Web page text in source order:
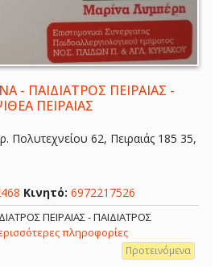
- ΠΑΙΔΙΑΤΡΟΣ ΠΕΙΡΑΙΑΣ -
ΠΕΙΡΑΙΑΣ
Πολυτεχνείου 62, Πειραιάς 185 35,
Κινητό: 6972217526
ΠΕΙΡΑΙΑΣ - ΠΑΙΔΙΑΤΡΟΣ
πληροφορίες
Προτεινόμενα